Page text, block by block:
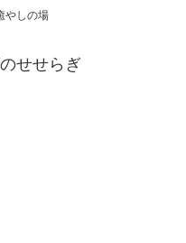
やしの場
せせらぎ